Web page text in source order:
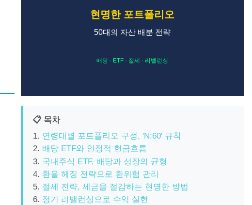
현명한 포트폴리오
50대의 자산 배분 전략
배당 · ETF · 절세 · 리밸런싱
📋 목차
연령대별 포트폴리오 구성, 'N:60' 규칙
배당 ETF와 안정적 현금흐름
국내주식 ETF, 배당과 성장의 균형
환율 헤징 전략으로 환위험 관리
절세 전략, 세금을 절감하는 현명한 방법
정기 리밸런싱으로 수익 실현